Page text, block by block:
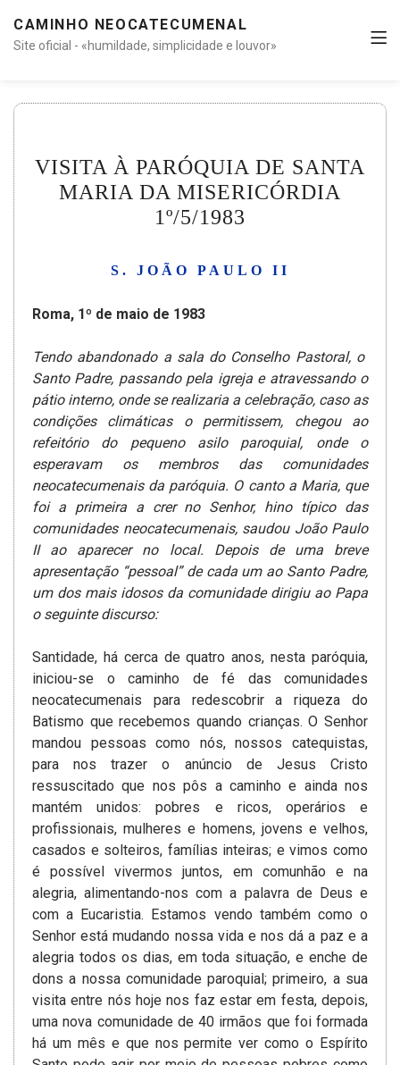
CAMINHO NEOCATECUMENAL
Site oficial - «humildade, simplicidade e louvor»
VISITA À PARÓQUIA DE SANTA
MARIA DA MISERICÓRDIA
1º/5/1983
S. JOÃO PAULO II
Roma, 1º de maio de 1983
Tendo abandonado a sala do Conselho Pastoral, o
Santo Padre, passando pela igreja e atravessando o
pátio interno, onde se realizaria a celebração, caso as
condições climáticas o permitissem, chegou ao
refeitório do pequeno asilo paroquial, onde o
esperavam os membros das comunidades
neocatecumenais da paróquia. O canto a Maria, que
foi a primeira a crer no Senhor, hino típico das
comunidades neocatecumenais, saudou João Paulo
II ao aparecer no local. Depois de uma breve
apresentação “pessoal” de cada um ao Santo Padre,
um dos mais idosos da comunidade dirigiu ao Papa
o seguinte discurso:
Santidade, há cerca de quatro anos, nesta paróquia,
iniciou-se o caminho de fé das comunidades
neocatecumenais para redescobrir a riqueza do
Batismo que recebemos quando crianças. O Senhor
mandou pessoas como nós, nossos catequistas,
para nos trazer o anúncio de Jesus Cristo
ressuscitado que nos pôs a caminho e ainda nos
mantém unidos: pobres e ricos, operários e
profissionais, mulheres e homens, jovens e velhos,
casados e solteiros, famílias inteiras; e vimos como
é possível vivermos juntos, em comunhão e na
alegria, alimentando-nos com a palavra de Deus e
com a Eucaristia. Estamos vendo também como o
Senhor está mudando nossa vida e nos dá a paz e a
alegria todos os dias, em toda situação, e enche de
dons a nossa comunidade paroquial; primeiro, a sua
visita entre nós hoje nos faz estar em festa, depois,
uma nova comunidade de 40 irmãos que foi formada
há um mês e que nos permite ver como o Espírito